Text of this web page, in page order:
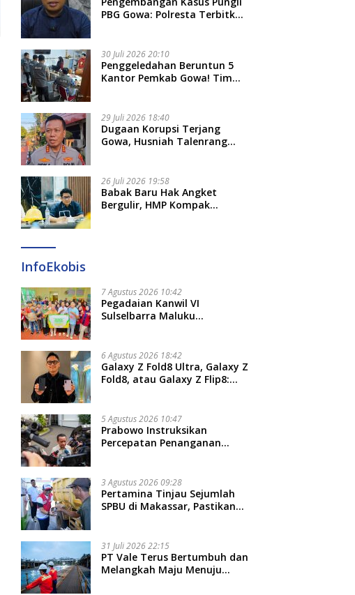
PBG Gowa: Polresta Terbitkan
30 Juli 2026 20:10
Penggeledahan Beruntun 5
Kantor Pemkab Gowa! Tim
Rp16 Miliar
29 Juli 2026 18:40
Dugaan Korupsi Terjang
Gowa, Husniah Talenrang
26 Juli 2026 19:58
​Babak Baru Hak Angket
Bergulir, HMP Kompak
InfoEkobis
7 Agustus 2026 10:42
Pegadaian Kanwil VI
Sulselbarra Maluku
Masyarakat
6 Agustus 2026 18:42
Galaxy Z Fold8 Ultra, Galaxy Z
Fold8, atau Galaxy Z Flip8:
5 Agustus 2026 10:47
Prabowo Instruksikan
Percepatan Penanganan
3 Agustus 2026 09:28
Pertamina Tinjau Sejumlah
SPBU di Makassar, Pastikan
31 Juli 2026 22:15
PT Vale Terus Bertumbuh dan
Melangkah Maju Menuju